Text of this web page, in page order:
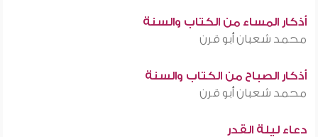
أذكار المساء من الكتاب والسنة
محمد شعبان أبو قرن
أذكار الصباح من الكتاب والسنة
محمد شعبان أبو قرن
دعاء ليلة القدر